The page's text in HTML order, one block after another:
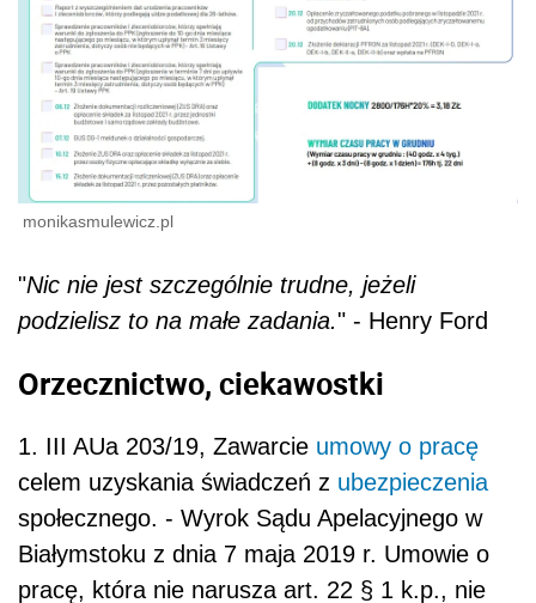
monikasmulewicz.pl
"Nic nie jest szczególnie trudne, jeżeli
podzielisz to na małe zadania." - Henry Ford
Orzecznictwo, ciekawostki
1. III AUa 203/19, Zawarcie umowy o pracę
celem uzyskania świadczeń z ubezpieczenia
społecznego. - Wyrok Sądu Apelacyjnego w
Białymstoku z dnia 7 maja 2019 r. Umowie o
pracę, która nie narusza art. 22 § 1 k.p., nie